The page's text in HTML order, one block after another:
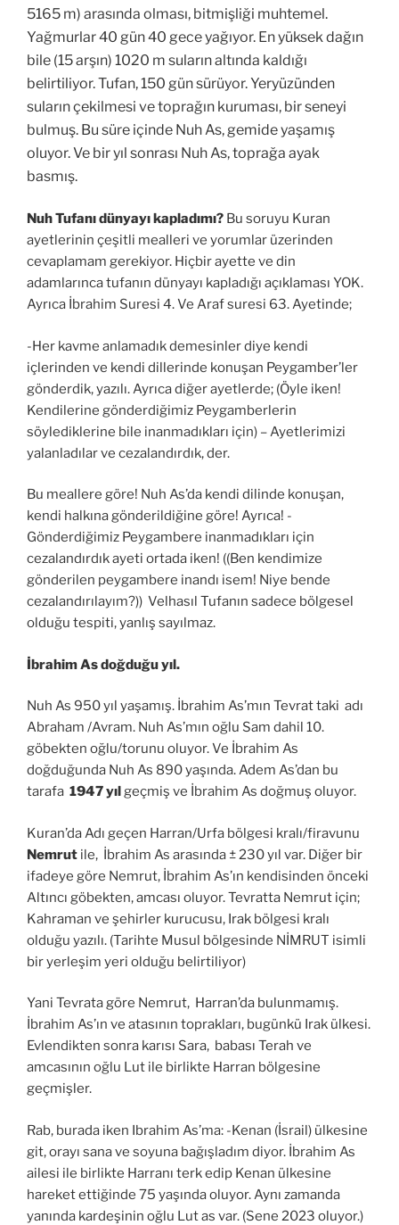
5165 m) arasında olması, bitmişliği muhtemel.
Yağmurlar 40 gün 40 gece yağıyor. En yüksek dağın
bile (15 arşın) 1020 m suların altında kaldığı
belirtiliyor. Tufan, 150 gün sürüyor. Yeryüzünden
suların çekilmesi ve toprağın kuruması, bir seneyi
bulmuş. Bu süre içinde Nuh As, gemide yaşamış
oluyor. Ve bir yıl sonrası Nuh As, toprağa ayak
basmış.
Nuh Tufanı dünyayı kapladımı? Bu soruyu Kuran
ayetlerinin çeşitli mealleri ve yorumlar üzerinden
cevaplamam gerekiyor. Hiçbir ayette ve din
adamlarınca tufanın dünyayı kapladığı açıklaması YOK.
Ayrıca İbrahim Suresi 4. Ve Araf suresi 63. Ayetinde;
-Her kavme anlamadık demesinler diye kendi
içlerinden ve kendi dillerinde konuşan Peygamber’ler
gönderdik, yazılı. Ayrıca diğer ayetlerde; (Öyle iken!
Kendilerine gönderdiğimiz Peygamberlerin
söylediklerine bile inanmadıkları için) – Ayetlerimizi
yalanladılar ve cezalandırdık, der.
Bu meallere göre! Nuh As’da kendi dilinde konuşan,
kendi halkına gönderildiğine göre! Ayrıca! -
Gönderdiğimiz Peygambere inanmadıkları için
cezalandırdık ayeti ortada iken! ((Ben kendimize
gönderilen peygambere inandı isem! Niye bende
cezalandırılayım?)) Velhasıl Tufanın sadece bölgesel
olduğu tespiti, yanlış sayılmaz.
İbrahim As doğduğu yıl.
Nuh As 950 yıl yaşamış. İbrahim As’mın Tevrat taki adı
Abraham /Avram. Nuh As’mın oğlu Sam dahil 10.
göbekten oğlu/torunu oluyor. Ve İbrahim As
doğduğunda Nuh As 890 yaşında. Adem As’dan bu
tarafa 1947 yıl geçmiş ve İbrahim As doğmuş oluyor.
Kuran’da Adı geçen Harran/Urfa bölgesi kralı/firavunu
Nemrut ile, İbrahim As arasında ± 230 yıl var. Diğer bir
ifadeye göre Nemrut, İbrahim As’ın kendisinden önceki
Altıncı göbekten, amcası oluyor. Tevratta Nemrut için;
Kahraman ve şehirler kurucusu, Irak bölgesi kralı
olduğu yazılı. (Tarihte Musul bölgesinde NİMRUT isimli
bir yerleşim yeri olduğu belirtiliyor)
Yani Tevrata göre Nemrut, Harran’da bulunmamış.
İbrahim As’ın ve atasının toprakları, bugünkü Irak ülkesi.
Evlendikten sonra karısı Sara, babası Terah ve
amcasının oğlu Lut ile birlikte Harran bölgesine
geçmişler.
Rab, burada iken Ibrahim As’ma: -Kenan (İsrail) ülkesine
git, orayı sana ve soyuna bağışladım diyor. İbrahim As
ailesi ile birlikte Harranı terk edip Kenan ülkesine
hareket ettiğinde 75 yaşında oluyor. Aynı zamanda
yanında kardeşinin oğlu Lut as var. (Sene 2023 oluyor.)